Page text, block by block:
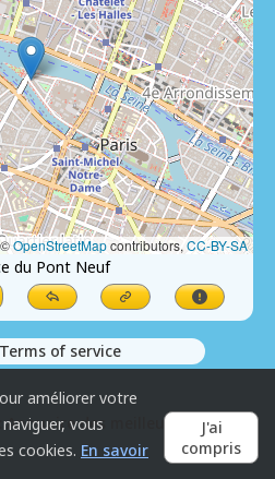
©OpenStreetMapcontributors,CC-BY-SA
du Pont Neuf
Terms of service
améliorer votre
vous
cookies. En savoir
J'ai
compris